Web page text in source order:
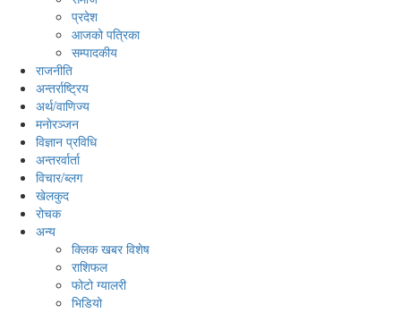
प्रदेश
आजको पत्रिका
सम्पादकीय
राजनीति
अन्तर्राष्ट्रिय
अर्थ/वाणिज्य
मनाेरञ्जन
विज्ञान प्रविधि
अन्तरर्वार्ता
विचार/ब्लग
खेलकुद
रोचक
अन्य
क्लिक खबर विशेष
राशिफल
फोटो ग्यालरी
भिडियो